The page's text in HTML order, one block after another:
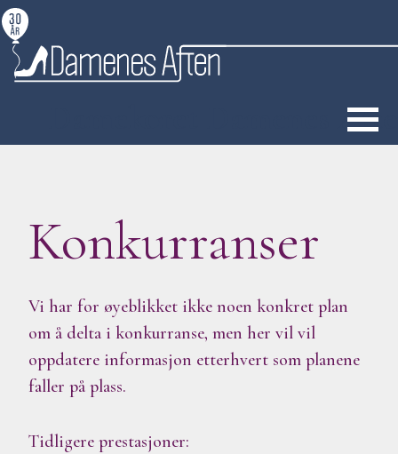
S
k
o
Damekoret Damenes
Konkurranser
Vi har for øyeblikket ikke noen konkret plan
om å delta i konkurranse, men her vil vil
oppdatere informasjon etterhvert som planene
faller på plass.
Tidligere prestasjoner: